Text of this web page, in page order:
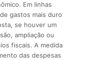
Em linhas
gastos mais duro
se houver um
ampliação ou
fiscais. A medida
das despesas